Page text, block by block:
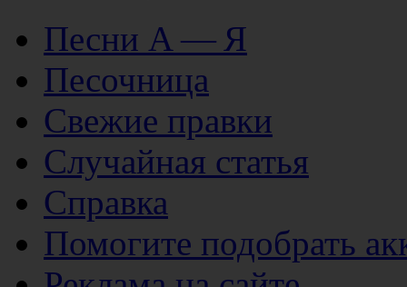
Песни А — Я
Песочница
Свежие правки
Случайная статья
Справка
Помогите подобрать